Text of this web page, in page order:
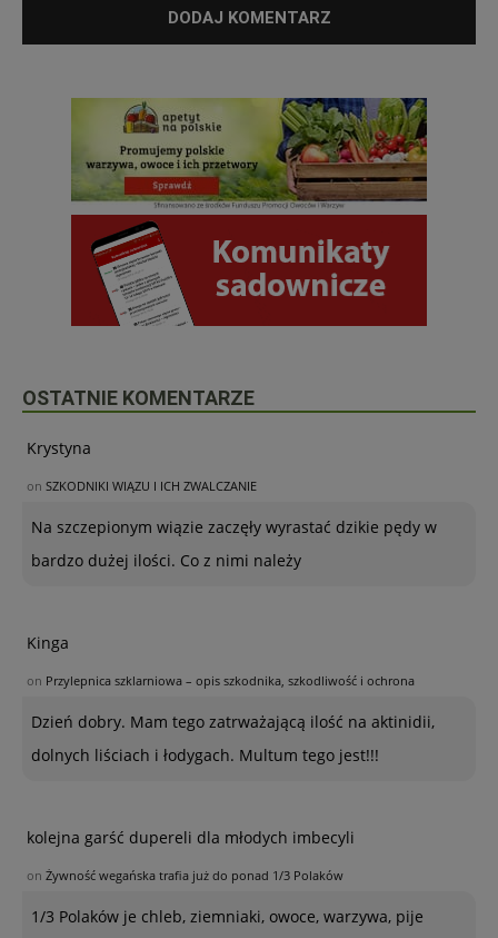
OSTATNIE KOMENTARZE
Krystyna
on SZKODNIKI WIĄZU I ICH ZWALCZANIE
Na szczepionym wiązie zaczęły wyrastać dzikie pędy w
bardzo dużej ilości. Co z nimi należy
Kinga
on Przylepnica szklarniowa – opis szkodnika, szkodliwość i ochrona
Dzień dobry. Mam tego zatrważającą ilość na aktinidii,
dolnych liściach i łodygach. Multum tego jest!!!
kolejna garść dupereli dla młodych imbecyli
on Żywność wegańska trafia już do ponad 1/3 Polaków
1/3 Polaków je chleb, ziemniaki, owoce, warzywa, pije